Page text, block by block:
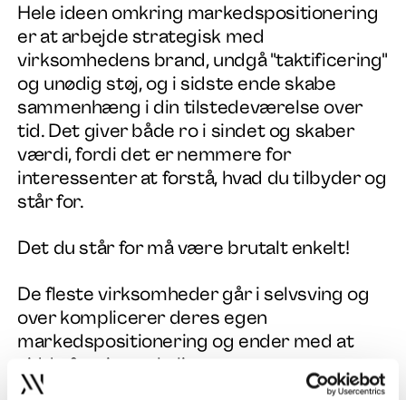
Hele ideen omkring markedspositionering
er at arbejde strategisk med
virksomhedens brand, undgå "taktificering"
og unødig støj, og i sidste ende skabe
sammenhæng i din tilstedeværelse over
tid. Det giver både ro i sindet og skaber
værdi, fordi det er nemmere for
interessenter at forstå, hvad du tilbyder og
står for.
Det du står for må være brutalt enkelt!
De fleste virksomheder går i selvsving og
over komplicerer deres egen
markedspositionering og ender med at
sidde fast i mærkelige rammer, over
akademiserede slide-decks og en masse